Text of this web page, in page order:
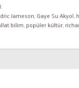
Jameson,Gaye Su Akyol,
bilim,popüler kültür,